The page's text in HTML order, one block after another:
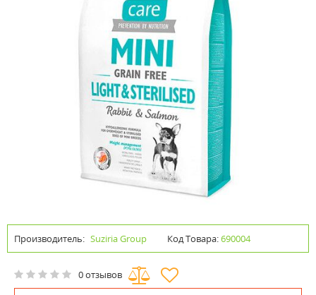
Производитель: Suziria Group Код Товара:690004
0 отзывов